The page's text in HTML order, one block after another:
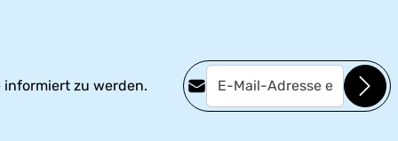
zu werden.
E-Mail-Adresse*